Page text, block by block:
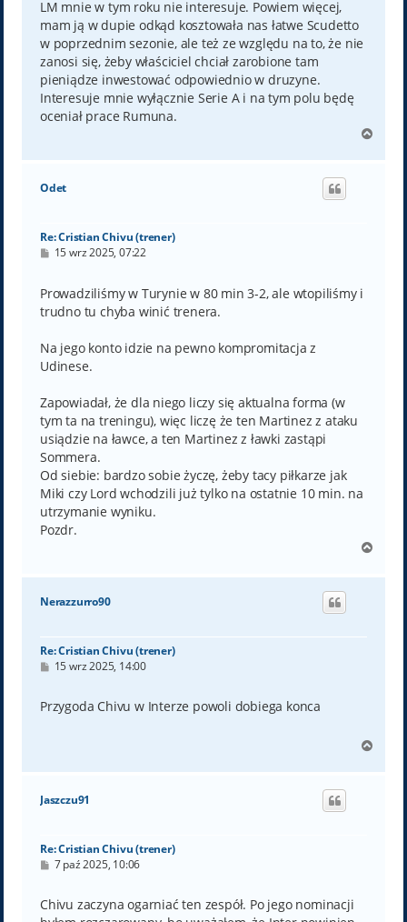
LM mnie w tym roku nie interesuje. Powiem więcej,
mam ją w dupie odkąd kosztowała nas łatwe Scudetto
w poprzednim sezonie, ale też ze względu na to, że nie
zanosi się, żeby właściciel chciał zarobione tam
pieniądze inwestować odpowiednio w druzyne.
Interesuje mnie wyłącznie Serie A i na tym polu będę
oceniał prace Rumuna.
g
Odet
Re: Cristian Chivu (trener)
P
t
15 wrz 2025, 07:22
Prowadziliśmy w Turynie w 80 min 3-2, ale wtopiliśmy i
trudno tu chyba winić trenera.
Na jego konto idzie na pewno kompromitacja z
Udinese.
Zapowiadał, że dla niego liczy się aktualna forma (w
tym ta na treningu), więc liczę że ten Martinez z ataku
usiądzie na ławce, a ten Martinez z ławki zastąpi
Sommera.
Od siebie: bardzo sobie życzę, żeby tacy piłkarze jak
Miki czy Lord wchodzili już tylko na ostatnie 10 min. na
utrzymanie wyniku.
Pozdr.
g
Nerazzurro90
Re: Cristian Chivu (trener)
P
t
15 wrz 2025, 14:00
Przygoda Chivu w Interze powoli dobiega konca
g
Jaszczu91
Re: Cristian Chivu (trener)
P
t
7 paź 2025, 10:06
Chivu zaczyna ogarniać ten zespół. Po jego nominacji